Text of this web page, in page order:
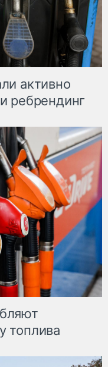
активно
ребрендинг
топлива